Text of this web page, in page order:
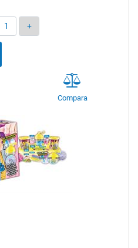
Quantità
Compara